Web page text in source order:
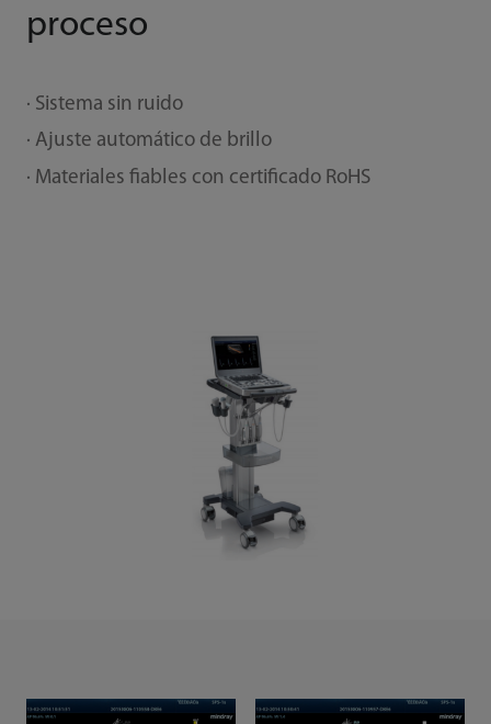
proceso
· Sistema sin ruido
· Ajuste automático de brillo
· Materiales fiables con certificado RoHS